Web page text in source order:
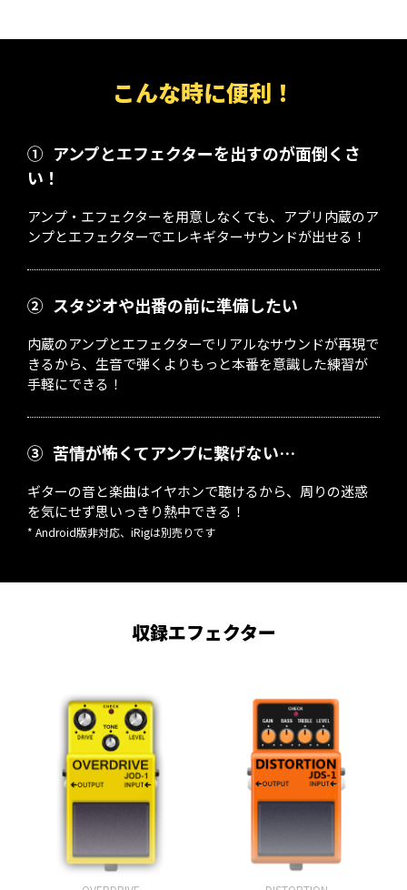
こんな時に便利！
① アンプとエフェクターを出すのが面倒くさ
い！
アンプ・エフェクターを用意しなくても、アプリ内蔵のア
ンプとエフェクターでエレキギターサウンドが出せる！
② スタジオや出番の前に準備したい
内蔵のアンプとエフェクターでリアルなサウンドが再現で
きるから、生音で弾くよりもっと本番を意識した練習が
手軽にできる！
③ 苦情が怖くてアンプに繋げない…
ギターの音と楽曲はイヤホンで聴けるから、周りの迷惑
を気にせず思いっきり熱中できる！
* Android版非対応、iRigは別売りです
収録エフェクター